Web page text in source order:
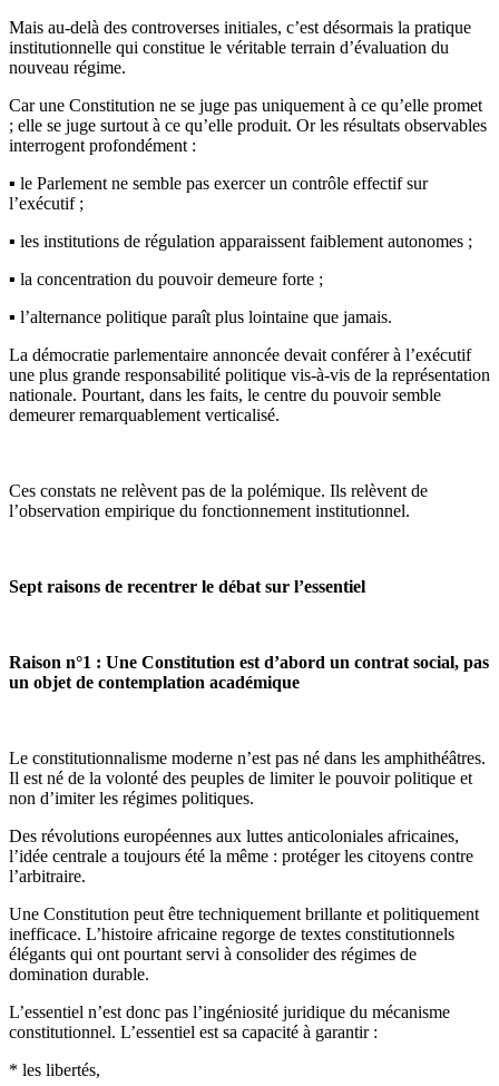
Mais au-delà des controverses initiales, c’est désormais la pratique
institutionnelle qui constitue le véritable terrain d’évaluation du
nouveau régime.
Car une Constitution ne se juge pas uniquement à ce qu’elle promet
; elle se juge surtout à ce qu’elle produit. Or les résultats observables
interrogent profondément :
▪️ le Parlement ne semble pas exercer un contrôle effectif sur
l’exécutif ;
▪️ les institutions de régulation apparaissent faiblement autonomes ;
▪️ la concentration du pouvoir demeure forte ;
▪️ l’alternance politique paraît plus lointaine que jamais.
La démocratie parlementaire annoncée devait conférer à l’exécutif
une plus grande responsabilité politique vis-à-vis de la représentation
nationale. Pourtant, dans les faits, le centre du pouvoir semble
demeurer remarquablement verticalisé.
Ces constats ne relèvent pas de la polémique. Ils relèvent de
l’observation empirique du fonctionnement institutionnel.
Sept raisons de recentrer le débat sur l’essentiel
Raison n°1 : Une Constitution est d’abord un contrat social, pas
un objet de contemplation académique
Le constitutionnalisme moderne n’est pas né dans les amphithéâtres.
Il est né de la volonté des peuples de limiter le pouvoir politique et
non d’imiter les régimes politiques.
Des révolutions européennes aux luttes anticoloniales africaines,
l’idée centrale a toujours été la même : protéger les citoyens contre
l’arbitraire.
Une Constitution peut être techniquement brillante et politiquement
inefficace. L’histoire africaine regorge de textes constitutionnels
élégants qui ont pourtant servi à consolider des régimes de
domination durable.
L’essentiel n’est donc pas l’ingéniosité juridique du mécanisme
constitutionnel. L’essentiel est sa capacité à garantir :
* les libertés,